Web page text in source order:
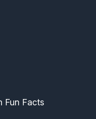
Fun Facts